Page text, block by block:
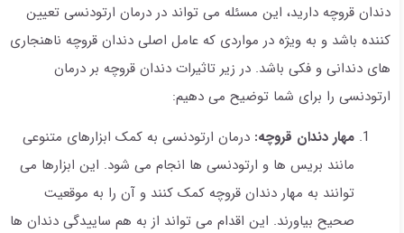
دندان قروچه دارید، این مسئله می تواند در درمان ارتودنسی تعیین
کننده باشد و به ویژه در مواردی که عامل اصلی دندان قروچه ناهنجاری
های دندانی و فکی باشد. در زیر تاثیرات دندان قروچه بر درمان
ارتودنسی را برای شما توضیح می دهیم:
مهار دندان قروچه: درمان ارتودنسی به کمک ابزارهای متنوعی
مانند بریس ها و ارتودنسی ها انجام می شود. این ابزارها می
توانند به مهار دندان قروچه کمک کنند و آن را به موقعیت
صحیح بیاورند. این اقدام می تواند از به هم ساییدگی دندان ها